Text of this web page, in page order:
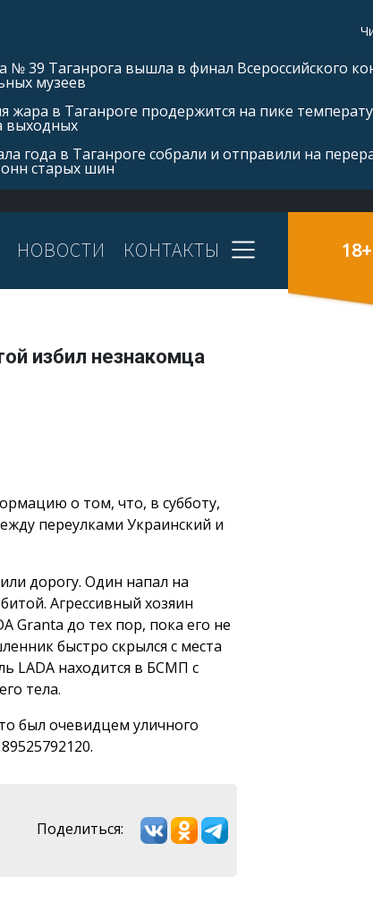
№ 39 Таганрога вышла в финал Всероссийского
музеев
жара в Таганроге продержится на пике
выходных
года в Таганроге собрали и отправили на
старых шин
НОВОСТИ КОНТАКТЫ 18+
избил незнакомца
о том, что, в субботу,
переулками Украинский и
дорогу. Один напал на
Агрессивный хозяин
Granta до тех пор, пока его не
быстро скрылся с места
LADA находится в БСМП с
тела.
был очевидцем уличного
Поделиться: